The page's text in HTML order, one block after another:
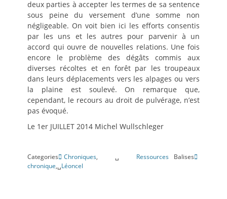
deux parties à accepter les termes de sa sentence
sous peine du versement d’une somme non
négligeable. On voit bien ici les efforts consentis
par les uns et les autres pour parvenir à un
accord qui ouvre de nouvelles relations. Une fois
encore le problème des dégâts commis aux
diverses récoltes et en forêt par les troupeaux
dans leurs déplacements vers les alpages ou vers
la plaine est soulevé. On remarque que,
cependant, le recours au droit de pulvérage, n’est
pas évoqué.
Le 1er JUILLET 2014 Michel Wullschleger
Categories Chroniques,␣ Ressources
Balises
chronique,␣Léoncel